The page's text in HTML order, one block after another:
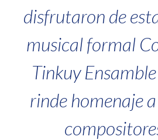
disfrutaron de
musical formal
Tinkuy
rinde homenaje